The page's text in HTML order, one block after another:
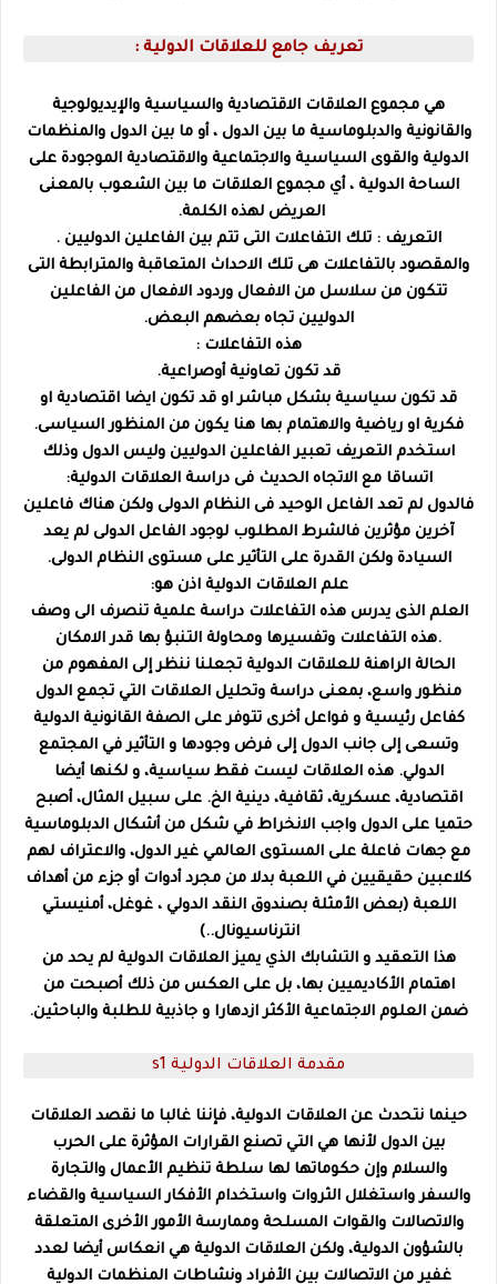
تعريف جامع للعلاقات الدولية :
هي مجموع العلاقات الاقتصادية والسياسية والإيديولوجية
والقانونية والدبلوماسية ما بين الدول ، أو ما بين الدول والمنظمات
الدولية والقوى السياسية والاجتماعية والاقتصادية الموجودة على
الساحة الدولية ، أي مجموع العلاقات ما بين الشعوب بالمعنى
العريض لهذه الكلمة.
التعريف : تلك التفاعلات التى تتم بين الفاعلين الدوليين .
والمقصود بالتفاعلات هى تلك الاحداث المتعاقبة والمترابطة التى
تتكون من سلاسل من الافعال وردود الافعال من الفاعلين
الدوليين تجاه بعضهم البعض.
هذه التفاعلات :
قد تكون تعاونية أوصراعية.
قد تكون سياسية بشكل مباشر او قد تكون ايضا اقتصادية او
فكرية او رياضية والاهتمام بها هنا يكون من المنظور السياسى.
استخدم التعريف تعبير الفاعلين الدوليين وليس الدول وذلك
اتساقا مع الاتجاه الحديث فى دراسة العلاقات الدولية:
فالدول لم تعد الفاعل الوحيد فى النظام الدولى ولكن هناك فاعلين
آخرين مؤثرين فالشرط المطلوب لوجود الفاعل الدولى لم يعد
السيادة ولكن القدرة على التأثير على مستوى النظام الدولى.
علم العلاقات الدولية اذن هو:
العلم الذى يدرس هذه التفاعلات دراسة علمية تنصرف الى وصف
هذه التفاعلات وتفسيرها ومحاولة التنبؤ بها قدر الامكان.
الحالة الراهنة للعلاقات الدولية تجعلنا ننظر إلى المفهوم من
منظور واسع، بمعنى دراسة وتحليل العلاقات التي تجمع الدول
كفاعل رئيسية و فواعل أخرى تتوفر على الصفة القانونية الدولية
وتسعى إلى جانب الدول إلى فرض وجودها و التأثير في المجتمع
الدولي. هذه العلاقات ليست فقط سياسية، و لكنها أيضا
اقتصادية، عسكرية، ثقافية، دينية الخ. على سبيل المثال، أصبح
حتميا على الدول واجب الانخراط في شكل من أشكال الدبلوماسية
مع جهات فاعلة على المستوى العالمي غير الدول، والاعتراف لهم
كلاعبين حقيقيين في اللعبة بدلا من مجرد أدوات أو جزء من أهداف
اللعبة (بعض الأمثلة بصندوق النقد الدولي ، غوغل، أمنيستي
انترناسيونال..)
هذا التعقيد و التشابك الذي يميز العلاقات الدولية لم يحد من
اهتمام الأكاديميين بها، بل على العكس من ذلك أصبحت من
ضمن العلوم الاجتماعية الأكثر ازدهارا و جاذبية للطلبة والباحثين.
مقدمة العلاقات الدولية s1
حينما نتحدث عن العلاقات الدولية، فإننا غالبا ما نقصد العلاقات
بين الدول لأنها هي التي تصنع القرارات المؤثرة على الحرب
والسلام وإن حكوماتها لها سلطة تنظيم الأعمال والتجارة
والسفر واستغلال الثروات واستخدام الأفكار السياسية والقضاء
والاتصالات والقوات المسلحة وممارسة الأمور الأخرى المتعلقة
بالشؤون الدولية، ولكن العلاقات الدولية هي انعكاس أيضا لعدد
غفير من الاتصالات بين الأفراد ونشاطات المنظمات الدولية